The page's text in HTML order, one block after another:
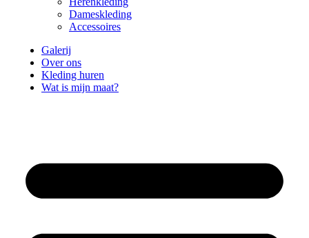
Dameskleding
Accessoires
Galerij
Over ons
Kleding huren
Wat is mijn maat?